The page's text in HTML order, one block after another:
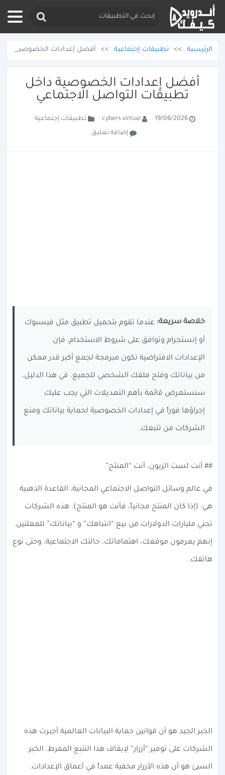
الرئيسية >> تطبيقات إجتماعية >> أفضل إعدادات الخصوصية داخل تطبيقات التواصل الاجتماعي
أفضل إعدادات الخصوصية داخل
تطبيقات التواصل الاجتماعي
19/06/2026
cybers virtual
تطبيقات إجتماعية
إضافة تعليق
خلاصة سريعة: عندما تقوم بتحميل تطبيق مثل فيسبوك
أو إنستجرام وتوافق على شروط الاستخدام، فإن
الإعدادات الافتراضية تكون مبرمجة لجمع أكبر قدر ممكن
من بياناتك وفتح ملفك الشخصي للجميع. في هذا الدليل،
سنستعرض قائمة بأهم التعديلات التي يجب عليك
إجراؤها فوراً في إعدادات الخصوصية لحماية بياناتك ومنع
الشركات من تتبعك.
## أنت لست الزبون، أنت “المنتج”
في عالم وسائل التواصل الاجتماعي المجانية، القاعدة الذهبية
هي: (إذا كان المنتج مجانياً، فأنت هو المنتج). هذه الشركات
تجني مليارات الدولارات من بيع “انتباهك” و “بياناتك” للمعلنين.
إنهم يعرفون موقعك، اهتماماتك، حالتك الاجتماعية، وحتى نوع
هاتفك.
الخبر الجيد هو أن قوانين حماية البيانات العالمية أجبرت هذه
الشركات على توفير “أزرار” لإيقاف هذا التتبع المفرط. الخبر
السيئ هو أن هذه الأزرار مخفية عمداً في أعماق الإعدادات.